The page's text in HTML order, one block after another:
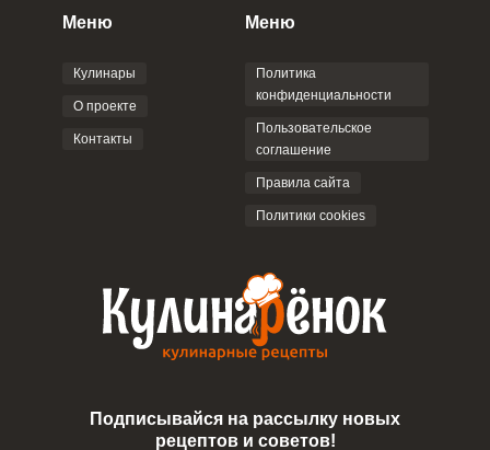
Пользовательским
соглашением
Меню
Кулинары
О проекте
Контакты
Меню
Политика
конфиденциальности
Пользовательское
соглашение
Правила сайта
Политики cookies
Подписывайся на рассылку новых
рецептов и советов!